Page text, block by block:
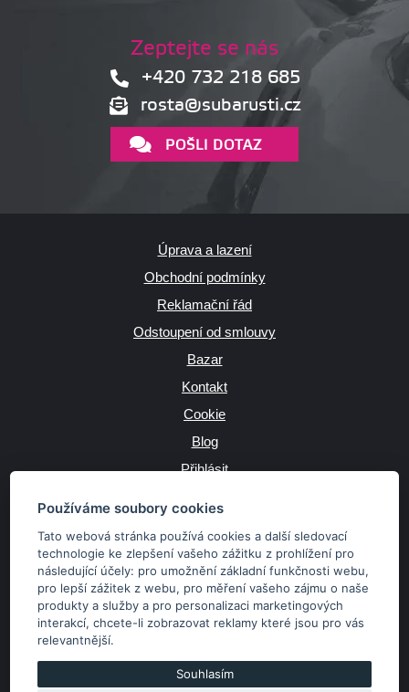
Používáme soubory cookies
Tato webová stránka používá cookies a další sledovací
technologie ke zlepšení vašeho zážitku z prohlížení pro
následující účely: pro umožnění základní funkčnosti webu,
pro lepší zážitek z webu, pro měření vašeho zájmu o naše
produkty a služby a pro personalizaci marketingových
interakcí,chcete-li zobrazovat reklamy které jsou pro vás
relevantnější.
Souhlasím
Zeptejte se nás
+420 732 218 685
rosta@subarusti.cz
POŠLI DOTAZ
Úprava a lazení
Obchodní podmínky
Reklamační řád
Odstoupení od smlouvy
Bazar
Kontakt
Cookie
Blog
Přihlásit
JAZYK
Kč €